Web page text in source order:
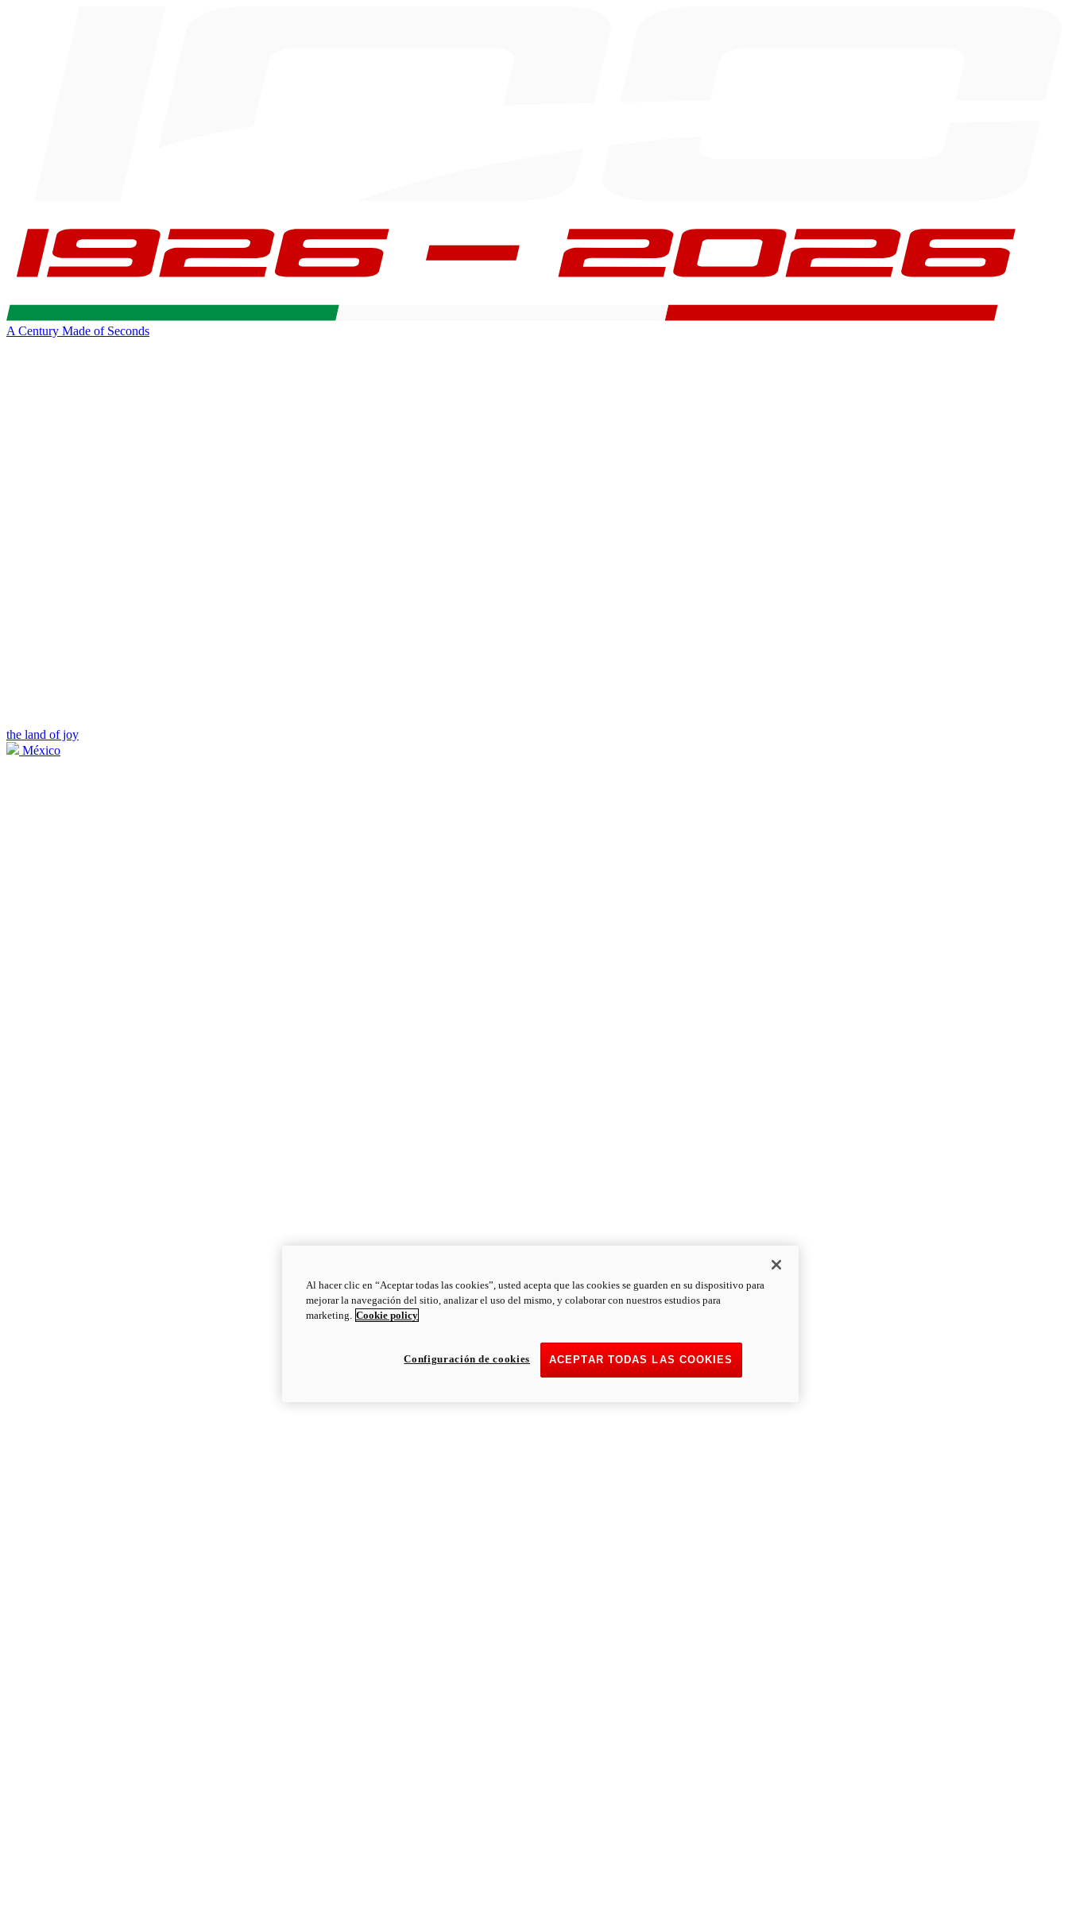
A Century Made of Seconds
the land of joy
México
Al hacer clic en “Aceptar todas las cookies”, usted acepta que las cookies se guarden en su dispositivo para
mejorar la navegación del sitio, analizar el uso del mismo, y colaborar con nuestros estudios para
marketing. Cookie policy
ACEPTAR TODAS LAS COOKIES
Configuración de cookies